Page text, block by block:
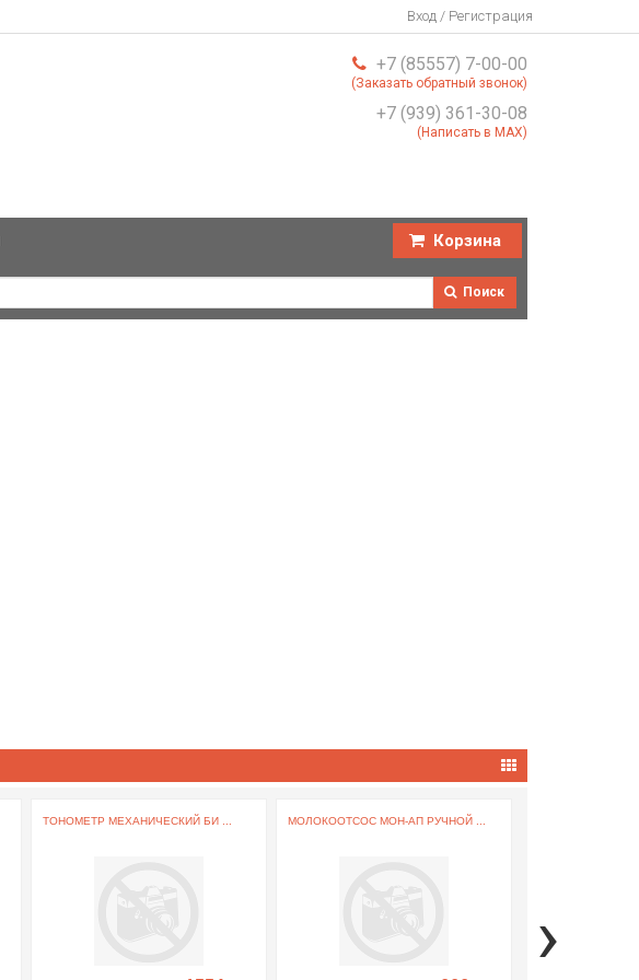
Вход / Регистрация
+7 (85557) 7-00-00
(Заказать обратный звонок)
+7 (939) 361-30-08
(Написать в MAX)
Корзина
Поиск
ТОНОМЕТР МЕХАНИЧЕСКИЙ БИ ... МОЛОКООТСОС МОН-АП РУЧНОЙ ...
›